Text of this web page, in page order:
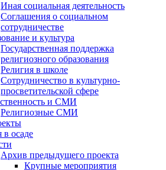
Иная социальная деятельность
Соглашения о социальном
сотрудничестве
и культура
Государственная поддержка
религиозного образования
Религия в школе
Сотрудничество в культурно-
просветительской сфере
и СМИ
Религиозные СМИ
в осаде
Архив предыдущего проекта
Крупные мероприятия